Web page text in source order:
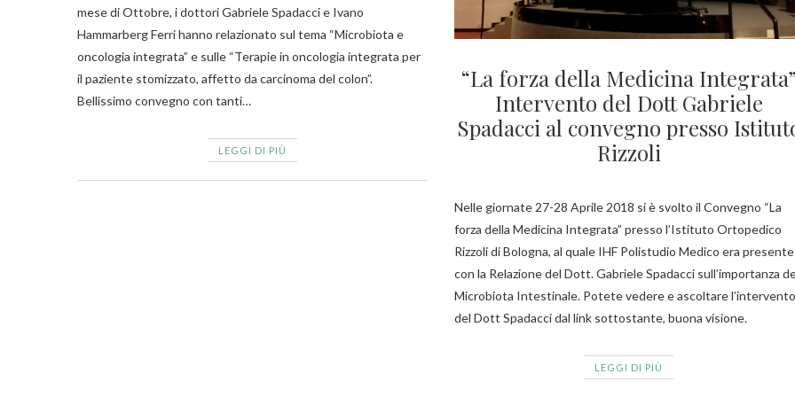
mese di Ottobre, i dottori Gabriele Spadacci e Ivano
Hammarberg Ferri hanno relazionato sul tema “Microbiota e
oncologia integrata” e sulle “Terapie in oncologia integrata per
il paziente stomizzato, affetto da carcinoma del colon”.
Bellissimo convegno con tanti…
LEGGI DI PIÙ
“La forza della Medicina Integrata”
Intervento del Dott Gabriele
Spadacci al convegno presso
Rizzoli
Nelle giornate 27-28 Aprile 2018 si è svolto il Convegno “La
forza della Medicina Integrata” presso l’Istituto Ortopedico
Rizzoli di Bologna, al quale IHF Polistudio Medico era presente
con la Relazione del Dott. Gabriele Spadacci sull’importanza
Microbiota Intestinale. Potete vedere e ascoltare l’intervento
del Dott Spadacci dal link sottostante, buona visione.
LEGGI DI PIÙ